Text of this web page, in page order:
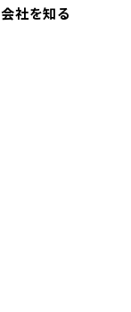
会社を知る